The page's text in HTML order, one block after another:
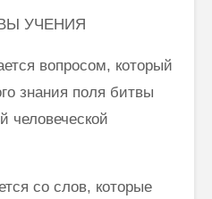
УЧЕНИЯ
вопросом, который
знания поля битвы
человеческой
со слов, которые